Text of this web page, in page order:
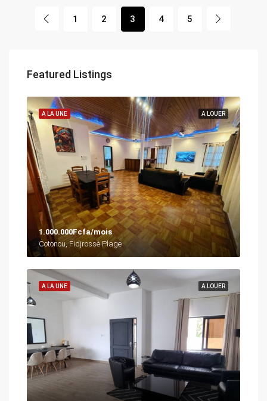
1 2 3 4 5
Featured Listings
A LOUER
A LA UNE
1.000.000Fcfa/mois
Cotonou, Fidjrossè Plage
A LOUER
A LA UNE